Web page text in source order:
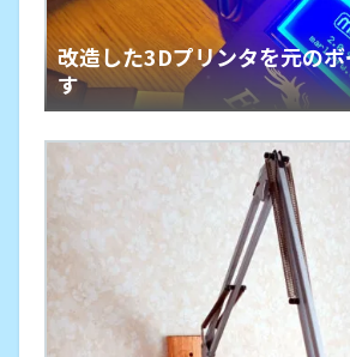
改造した3Dプリンタを元の
す